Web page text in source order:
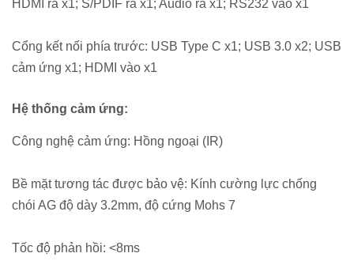
HDMI ra x1; S/PDIF ra x1; Audio ra x1; RS232 vào x1
Cổng kết nối phía trước: USB Type C x1; USB 3.0 x2; USB
cảm ứng x1; HDMI vào x1
Hệ thống cảm ứng:
Công nghệ cảm ứng: Hồng ngoại (IR)
Bề mặt tương tác được bảo vệ: Kính cường lực chống
chói AG độ dày 3.2mm, độ cứng Mohs 7
Tốc độ phản hồi: <8ms